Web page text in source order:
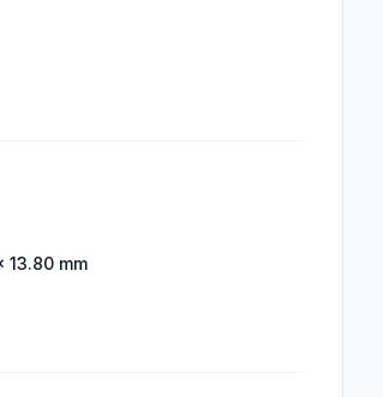
13.80 mm